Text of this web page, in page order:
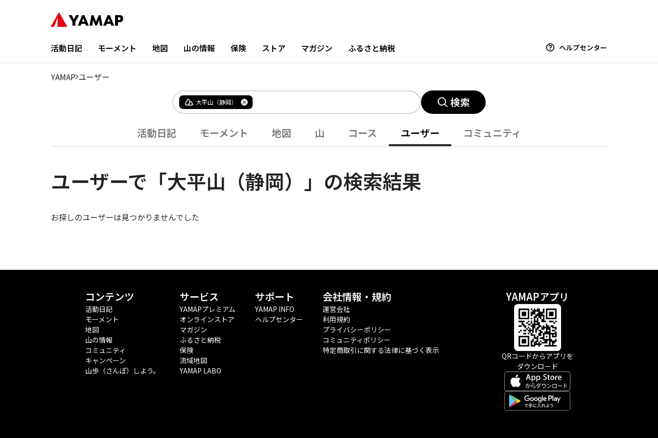
活動日記 モーメント 地図 山の情報 保険 ストア マガジン ふるさと納税 ヘルプセンター
YAMAP ユーザー
大平山（静岡） 検索
活動日記 モーメント 地図 山 コース ユーザー コミュニティ
ユーザーで「大平山（静岡）」の検索結果
お探しのユーザーは見つかりませんでした
コンテンツ
活動日記
モーメント
地図
山の情報
コミュニティ
キャンペーン
山歩（さんぽ）しよう。
サービス
YAMAPプレミアム
オンラインストア
マガジン
ふるさと納税
保険
流域地図
YAMAP LABO
サポート
YAMAP INFO
ヘルプセンター
会社情報・規約
運営会社
利用規約
プライバシーポリシー
コミュニティポリシー
特定商取引に関する法律に基づく表示
YAMAPアプリ
QRコードからアプリを
ダウンロード